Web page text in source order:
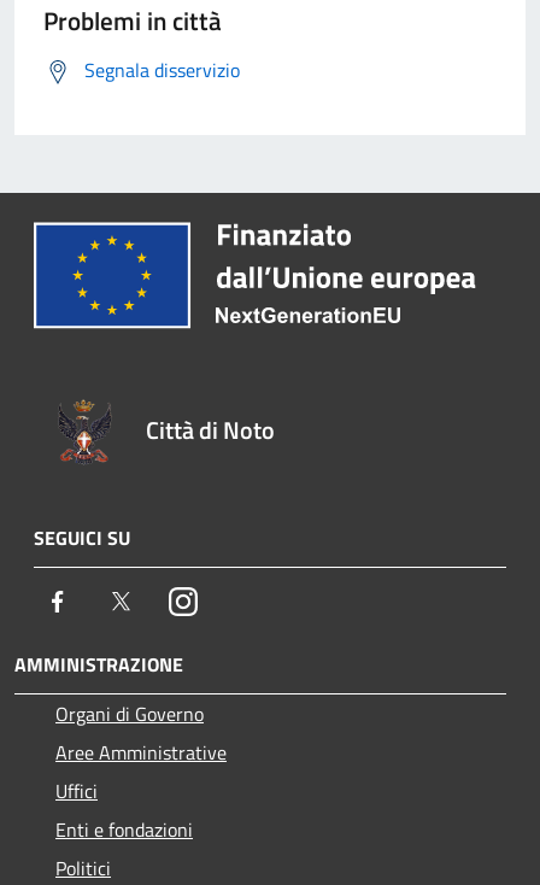
Problemi in città
Segnala disservizio
Città di Noto
SEGUICI SU
Facebook TwitterInstagram
AMMINISTRAZIONE
Organi di Governo
Aree Amministrative
Uffici
Enti e fondazioni
Politici